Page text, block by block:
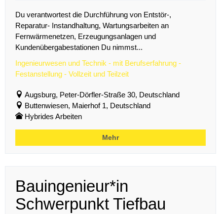
Du verantwortest die Durchführung von Entstör-,
Reparatur- Instandhaltung, Wartungsarbeiten an
Fernwärmenetzen, Erzeugungsanlagen und
Kundenübergabestationen Du nimmst...
Ingenieurwesen und Technik - mit Berufserfahrung -
Festanstellung - Vollzeit und Teilzeit
Augsburg, Peter-Dörfler-Straße 30, Deutschland
Buttenwiesen, Maierhof 1, Deutschland
Hybrides Arbeiten
Mehr
Bauingenieur*in
Schwerpunkt Tiefbau